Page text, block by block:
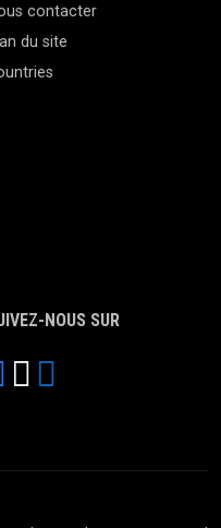
contacter
du site
NOUS SUR